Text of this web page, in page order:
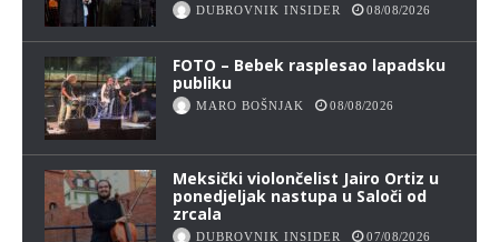
DUBROVNIK INSIDER 08/08/2026
FOTO – Bebek rasplesao lapadsku
publiku
MARO BOŠNJAK 08/08/2026
Meksički violončelist Jairo Ortiz u
ponedjeljak nastupa u Saloči od
zrcala
DUBROVNIK INSIDER 07/08/2026